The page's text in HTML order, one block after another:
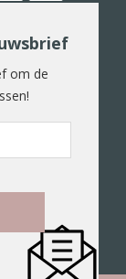
om de